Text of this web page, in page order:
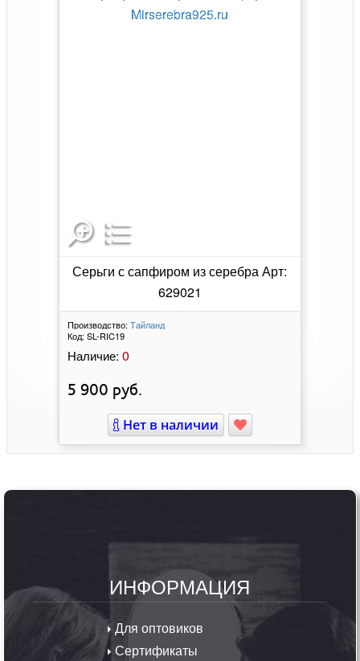
Серьги с сапфиром из серебра Арт:
629021
Производство: Тайланд
Код: SL-RIC19
Наличие: 0
5 900 руб.
Нет в наличии
ИНФОРМАЦИЯ
Для оптовиков
Сертификаты